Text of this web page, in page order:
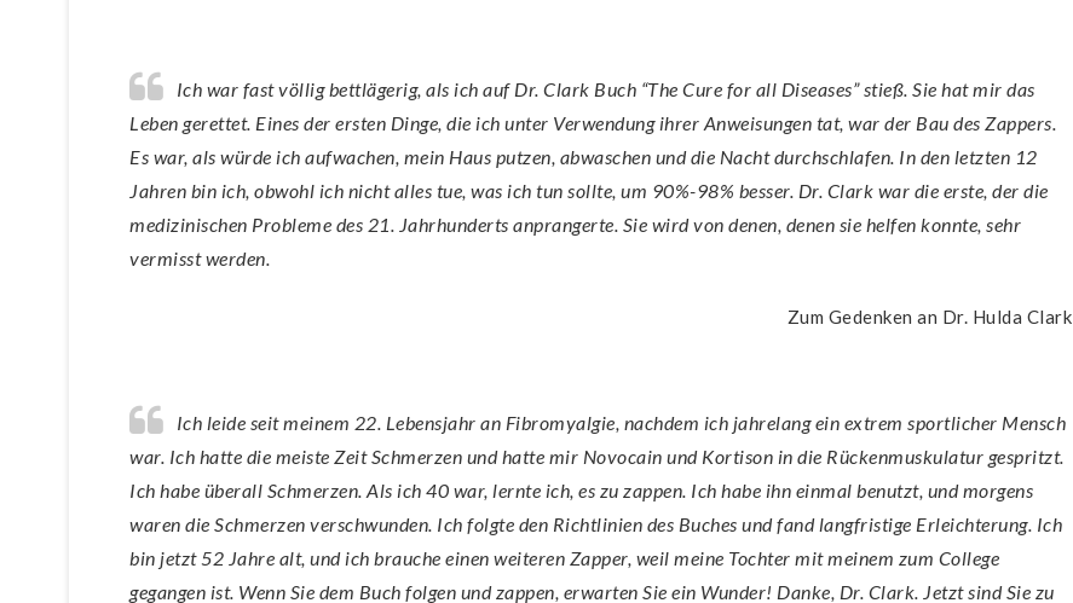
Ich war fast völlig bettlägerig, als ich auf Dr. Clark Buch “The Cure for all Diseases” stieß. Sie hat mir das
Leben gerettet. Eines der ersten Dinge, die ich unter Verwendung ihrer Anweisungen tat, war der Bau des Zappers.
Es war, als würde ich aufwachen, mein Haus putzen, abwaschen und die Nacht durchschlafen. In den letzten 12
Jahren bin ich, obwohl ich nicht alles tue, was ich tun sollte, um 90%-98% besser. Dr. Clark war die erste, der die
medizinischen Probleme des 21. Jahrhunderts anprangerte. Sie wird von denen, denen sie helfen konnte, sehr
vermisst werden.
Zum Gedenken an Dr. Hulda Clark
Ich leide seit meinem 22. Lebensjahr an Fibromyalgie, nachdem ich jahrelang ein extrem sportlicher Mensch
war. Ich hatte die meiste Zeit Schmerzen und hatte mir Novocain und Kortison in die Rückenmuskulatur gespritzt.
Ich habe überall Schmerzen. Als ich 40 war, lernte ich, es zu zappen. Ich habe ihn einmal benutzt, und morgens
waren die Schmerzen verschwunden. Ich folgte den Richtlinien des Buches und fand langfristige Erleichterung. Ich
bin jetzt 52 Jahre alt, und ich brauche einen weiteren Zapper, weil meine Tochter mit meinem zum College
gegangen ist. Wenn Sie dem Buch folgen und zappen, erwarten Sie ein Wunder! Danke, Dr. Clark. Jetzt sind Sie zu